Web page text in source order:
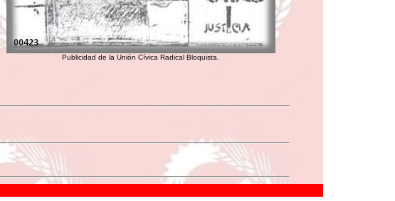
Publicidad de la Unión Cívica Radical Bloquista.